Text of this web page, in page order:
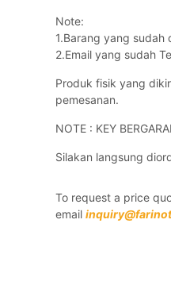
Note:
1.Barang yang
2.Email yang sudah
Produk fisik yang
pemesanan.
NOTE : KEY
Silakan langsung
To request a price
email